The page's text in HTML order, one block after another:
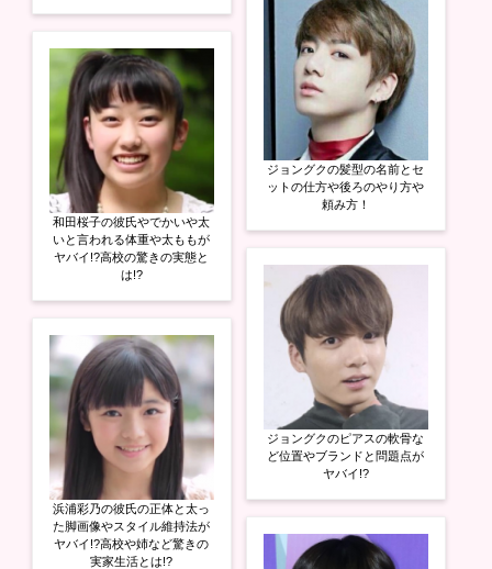
和田桜子の彼氏やでかいや太
いと言われる体重や太ももが
ヤバイ!?高校の驚きの実態と
は!?
浜浦彩乃の彼氏の正体と太っ
た脚画像やスタイル維持法が
ヤバイ!?高校や姉など驚きの
実家生活とは!?
ジョングクの髪型の名前とセ
ットの仕方や後ろのやり方や
頼み方！
ジョングクのピアスの軟骨な
ど位置やブランドと問題点が
ヤバイ!?